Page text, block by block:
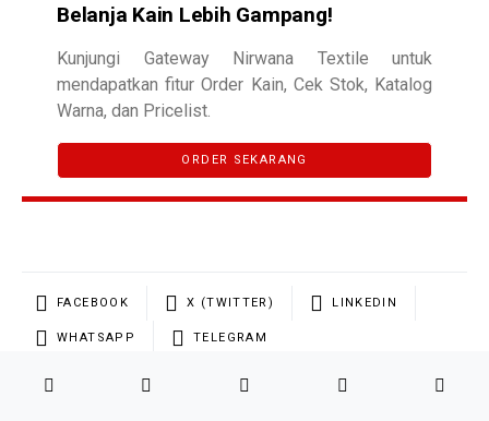
Belanja Kain Lebih Gampang!
Kunjungi Gateway Nirwana Textile untuk
mendapatkan fitur Order Kain, Cek Stok, Katalog
Warna, dan Pricelist.
ORDER SEKARANG
FACEBOOK X (TWITTER) LINKEDIN
WHATSAPP TELEGRAM